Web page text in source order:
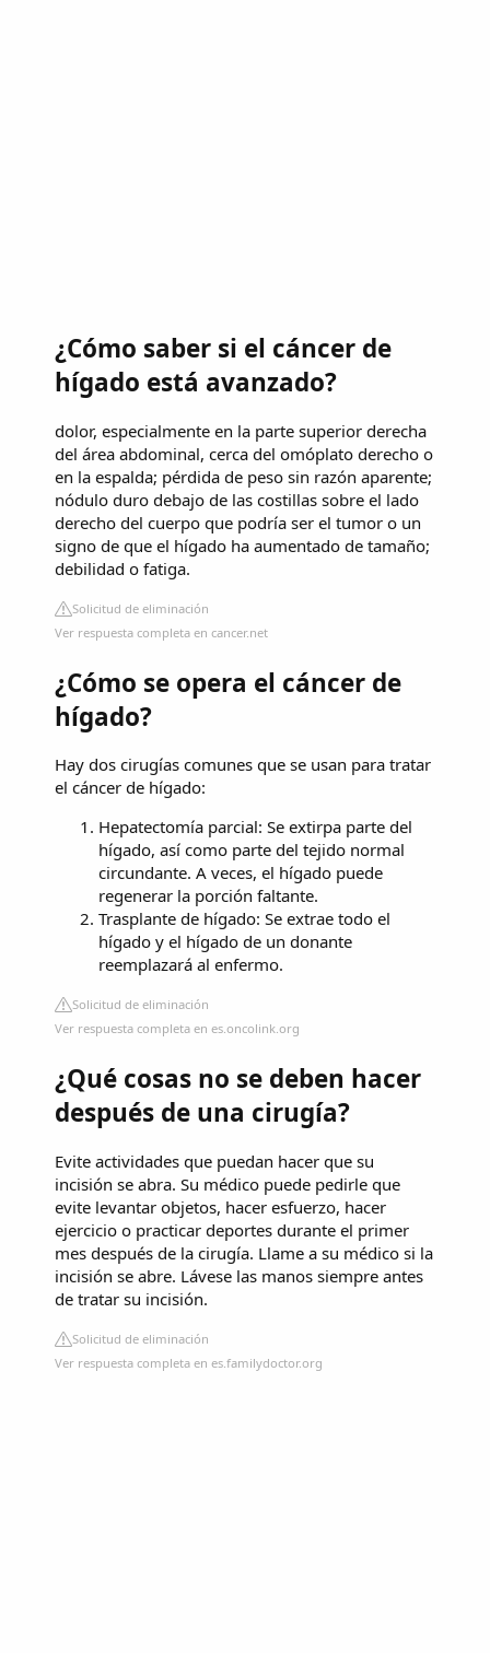
¿Cómo saber si el cáncer de
hígado está avanzado?
dolor, especialmente en la parte superior derecha
del área abdominal, cerca del omóplato derecho o
en la espalda; pérdida de peso sin razón aparente;
nódulo duro debajo de las costillas sobre el lado
derecho del cuerpo que podría ser el tumor o un
signo de que el hígado ha aumentado de tamaño;
debilidad o fatiga.
Solicitud de eliminación
Ver respuesta completa en cancer.net
¿Cómo se opera el cáncer de
hígado?
Hay dos cirugías comunes que se usan para tratar
el cáncer de hígado:
Hepatectomía parcial: Se extirpa parte del
hígado, así como parte del tejido normal
circundante. A veces, el hígado puede
regenerar la porción faltante.
Trasplante de hígado: Se extrae todo el
hígado y el hígado de un donante
reemplazará al enfermo.
Solicitud de eliminación
Ver respuesta completa en es.oncolink.org
¿Qué cosas no se deben hacer
después de una cirugía?
Evite actividades que puedan hacer que su
incisión se abra. Su médico puede pedirle que
evite levantar objetos, hacer esfuerzo, hacer
ejercicio o practicar deportes durante el primer
mes después de la cirugía. Llame a su médico si la
incisión se abre. Lávese las manos siempre antes
de tratar su incisión.
Solicitud de eliminación
Ver respuesta completa en es.familydoctor.org